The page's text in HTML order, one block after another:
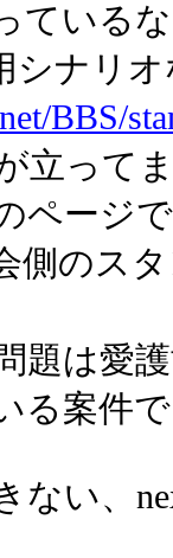
ている
シナリ
BBS/
立って
ページ
側のス
題は愛
る案件
ない、